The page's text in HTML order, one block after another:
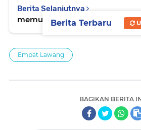
Berita Selanjutnya
memuat...
Empat Lawang
BAGIKAN BERITA
Berita Terbaru